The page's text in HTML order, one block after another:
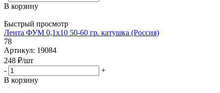
В корзину
Быстрый просмотр
Лента ФУМ 0,1х10 50-60 гр. катушка (Россия)
78
Артикул: 19084
248 ₽/шт
-
+
В корзину